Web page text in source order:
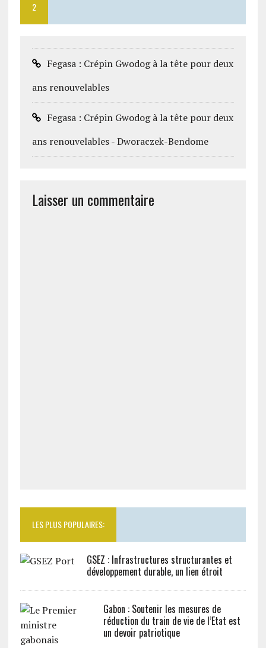
2
Fegasa : Crépin Gwodog à la tête pour deux
ans renouvelables
Fegasa : Crépin Gwodog à la tête pour deux
ans renouvelables - Dworaczek-Bendome
Laisser un commentaire
LES PLUS POPULAIRES:
GSEZ : Infrastructures structurantes et
développement durable, un lien étroit
Gabon : Soutenir les mesures de
réduction du train de vie de l’Etat est
un devoir patriotique